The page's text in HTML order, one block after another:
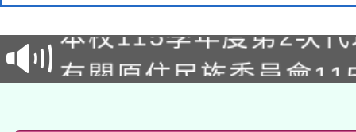
第3次招考甄選結果公
次招考甄選結果公告(
有關原住民族委員會